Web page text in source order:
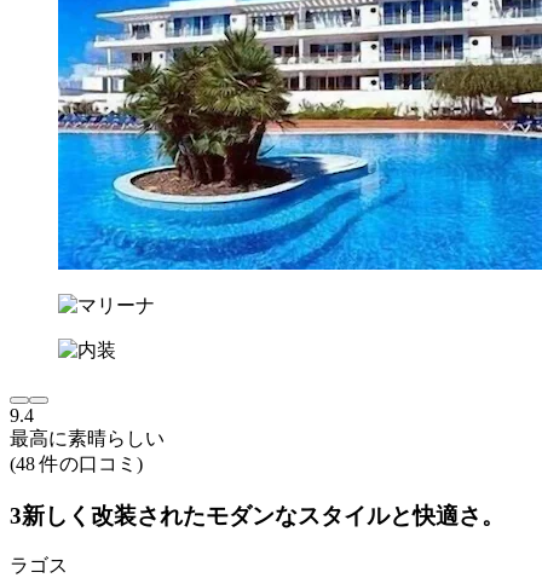
9.4
最高に素晴らしい
(48 件の口コミ)
3新しく改装されたモダンなスタイルと快適さ。
ラゴス